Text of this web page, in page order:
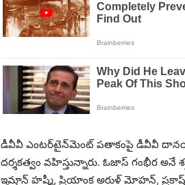
డీవీవీ ఎంటర్‌టైన్‌మెంట్ పతాకంపై డీవీవీ దానయ్య,
దర్శకత్వం వహిస్తున్నారు. ఓజాస్‌ గంభీర
ఇమ్రాన్ హష్మీ, ప్రియాంక అరుళ్ మోహన్, ప్రకాష్